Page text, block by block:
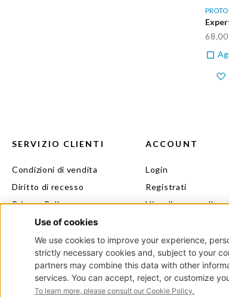
SERVIZIO CLIENTI
Condizioni di vendita
Diritto di recesso
Privacy Policy
Cookie Policy
Contatti
ACCOUNT
Login
Registrati
Visualizza carrello
Programma fedeltà
Directa Lab S.r.l. – Via Bertani, 6 – 20154 Milano – Cod. Fisc. e P.IVA IT04572300962 -